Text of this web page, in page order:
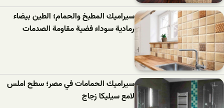
سيراميك المطبخ والحمام؛ الطين بيضاء
رمادية سوداء فضية مقاومة الصدمات
سيراميك الحمامات في مصر؛ سطح املس
لامع سيليكا زجاج